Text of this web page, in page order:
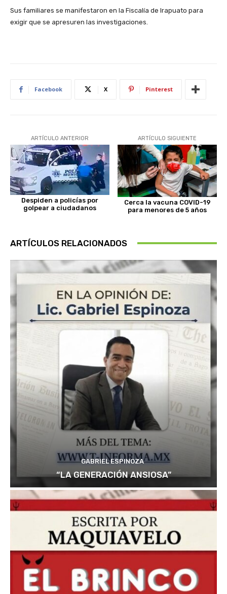
Sus familiares se manifestaron en la Fiscalía de Irapuato para
exigir que se apresuren las investigaciones.
Facebook X Pinterest
ARTÍCULO ANTERIOR
Despiden a policías por
golpear a ciudadanos
ARTÍCULO SIGUIENTE
Cerca la vacuna COVID-19
para menores de 5 años
ARTÍCULOS RELACIONADOS
GABRIEL ESPINOZA
“LA GENERACIÓN ANSIOSA”